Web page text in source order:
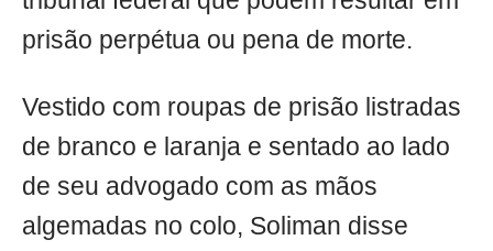
prisão perpétua ou pena de morte.
Vestido com roupas de prisão listradas
de branco e laranja e sentado ao lado
de seu advogado com as mãos
algemadas no colo, Soliman disse